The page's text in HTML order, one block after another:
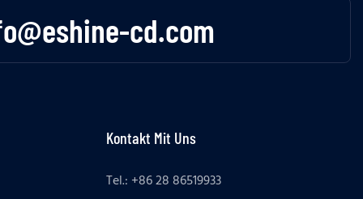
cd.com
Kontakt Mit Uns
Tel.: +86 28 86519933